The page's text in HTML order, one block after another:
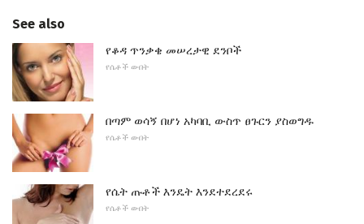
See also
የቆዳ ጥንቃቄ መሠረታዊ ደንቦች
የሴቶች ውበት
በጣም ወሳኝ በሆነ አካባቢ ውስጥ ፀጉርን ያስወግዱ
የሴቶች ውበት
የሴት ጡቶች እንዴት እንደተደረደሩ
የሴቶች ውበት